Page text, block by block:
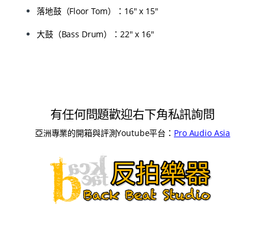
落地鼓（Floor Tom）：16″ x 15″
大鼓（Bass Drum）：22″ x 16″
有任何問題歡迎右下角私訊詢問
亞洲專業的開箱與評測Youtube平台： Pro Audio Asia